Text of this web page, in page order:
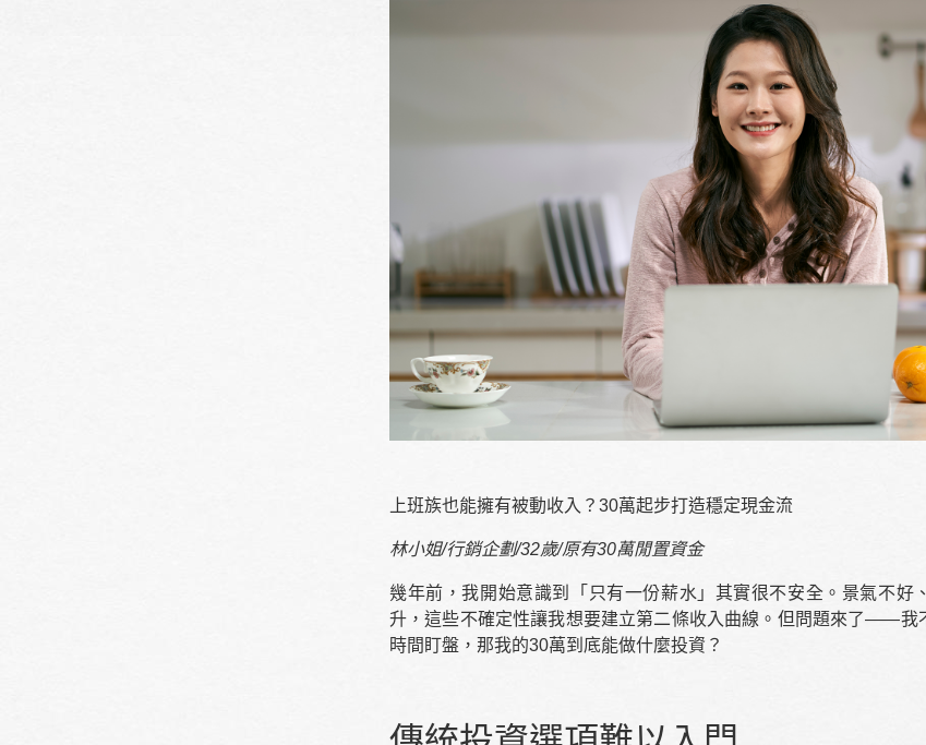
上班族也能擁有被動收入？30萬起步打造穩定現金流
林小姐/行銷企劃/32歲/原有30萬閒置資金
幾年前，我開始意識到「只有一份薪水」其實很不安全。景氣不好
升，這些不確定性讓我想要建立第二條收入曲線。但問題來了——我
時間盯盤，那我的30萬到底能做什麼投資？